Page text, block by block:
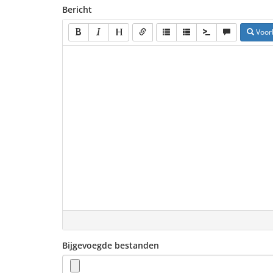
Bericht
Bijgevoegde bestanden